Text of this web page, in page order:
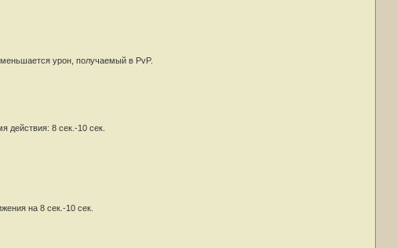
урон, получаемый в PvP.
действия: 8 сек.-10 сек.
на 8 сек.-10 сек.